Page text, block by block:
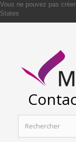
Vous ne pouvez pas
States